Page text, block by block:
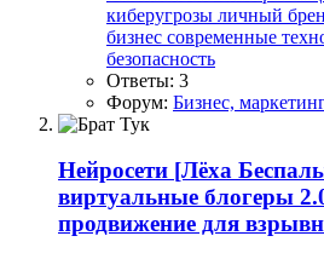
киберугрозы личный
бизнес современные
безопасность
Ответы: 3
Форум: Бизнес,
Нейросети [Лёха
виртуальные блогеры
продвижение для